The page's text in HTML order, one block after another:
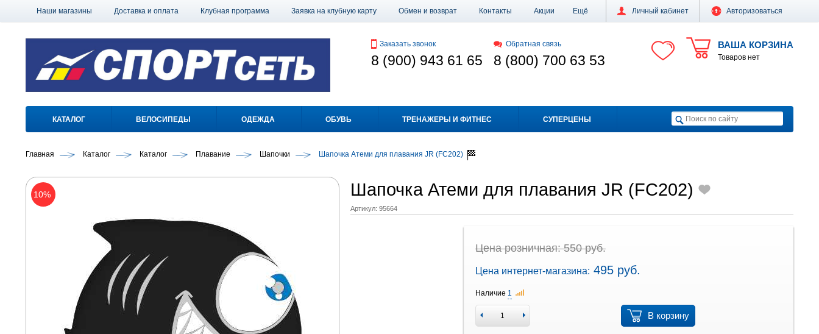
Личный кабинет Авторизоваться
Наши магазины Доставка и оплата Клубная программа Заявка на клубную карту Обмен и возврат Контакты Акции Ещё
ВАША КОРЗИНА
Товаров нет
Заказать звонок
8 (900) 943 61 65
Обратная связь
8 (800) 700 63 53
КАТАЛОГ ВЕЛОСИПЕДЫ ОДЕЖДА ОБУВЬ ТРЕНАЖЕРЫ И ФИТНЕС СУПЕРЦЕНЫ
Главная Каталог Каталог Плавание Шапочки Шапочка Атеми для плавания JR (FC202)
Шапочка Атеми для плавания JR (FC202)
Артикул: 95664
10%
Цена розничная: 550 руб.
Цена интернет-магазина: 495 руб.
Наличие 1
В корзину